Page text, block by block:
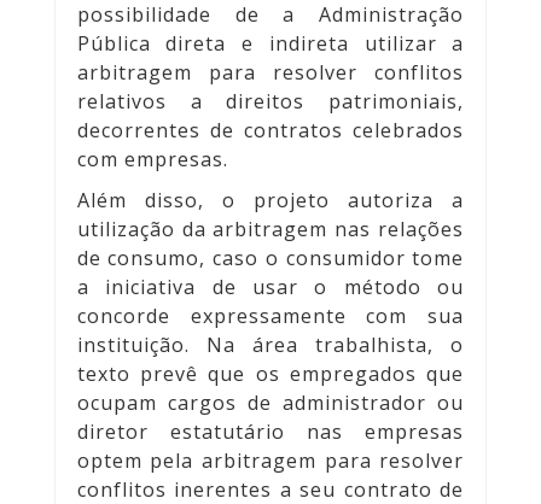
possibilidade de a Administração
Pública direta e indireta utilizar a
arbitragem para resolver conflitos
relativos a direitos patrimoniais,
decorrentes de contratos celebrados
com empresas.
Além disso, o projeto autoriza a
utilização da arbitragem nas relações
de consumo, caso o consumidor tome
a iniciativa de usar o método ou
concorde expressamente com sua
instituição. Na área trabalhista, o
texto prevê que os empregados que
ocupam cargos de administrador ou
diretor estatutário nas empresas
optem pela arbitragem para resolver
conflitos inerentes a seu contrato de